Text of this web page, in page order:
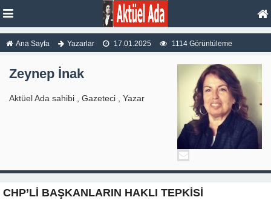
Ana Sayfa Yazarlar 17.01.2025 1114 Görüntüleme
Zeynep İnak
Aktüel Ada sahibi , Gazeteci , Yazar
CHP’Lİ BAŞKANLARIN HAKLI TEPKİSİ